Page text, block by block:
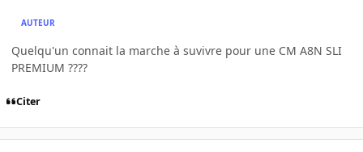
AUTEUR
Quelqu'un connait la marche à suvivre pour une CM A8N SLI
PREMIUM ????
Citer